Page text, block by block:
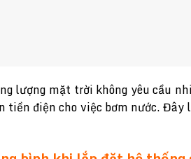
lượng mặt trời không yêu cầu
tiền điện cho việc bơm nước.